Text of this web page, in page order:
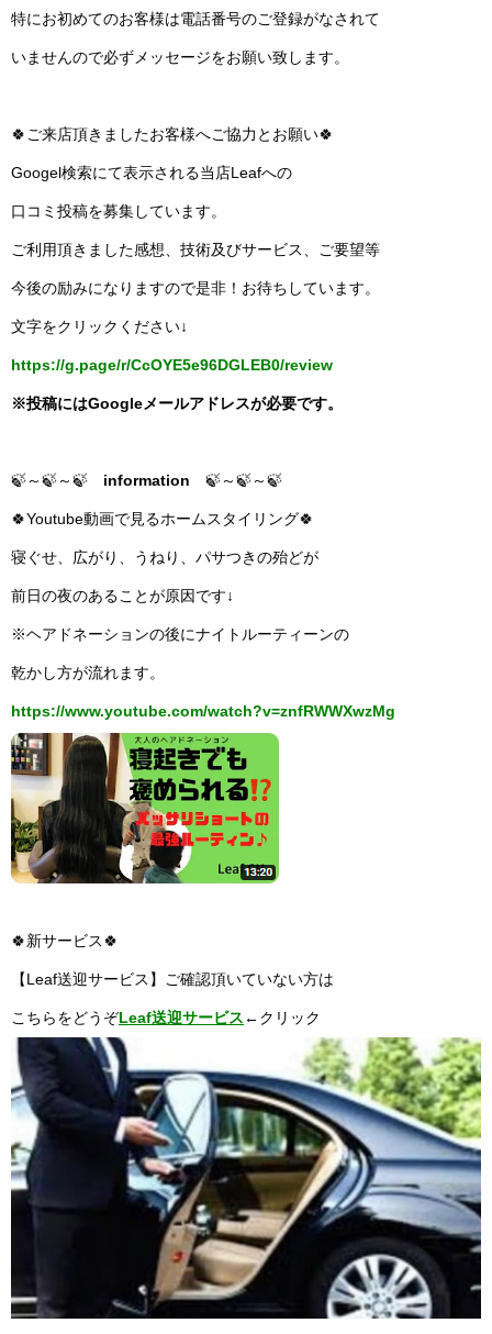
特にお初めてのお客様は電話番号のご登録がなされて
いませんので必ずメッセージをお願い致します。
🍀ご来店頂きましたお客様へご協力とお願い🍀
Googel検索にて表示される当店Leafへの
口コミ投稿を募集しています。
ご利用頂きました感想、技術及びサービス、ご要望等
今後の励みになりますので是非！お待ちしています。
文字をクリックください↓
https://g.page/r/CcOYE5e96DGLEB0/review
※投稿にはGoogleメールアドレスが必要です。
🍃～🍃～🍃 information 🍃～🍃～🍃
🍀Youtube動画で見るホームスタイリング🍀
寝ぐせ、広がり、うねり、パサつきの殆どが
前日の夜のあることが原因です↓
※ヘアドネーションの後にナイトルーティーンの
乾かし方が流れます。
https://www.youtube.com/watch?v=znfRWWXwzMg
🍀新サービス🍀
【Leaf送迎サービス】ご確認頂いていない方は
こちらをどうぞLeaf送迎サービス ←クリック